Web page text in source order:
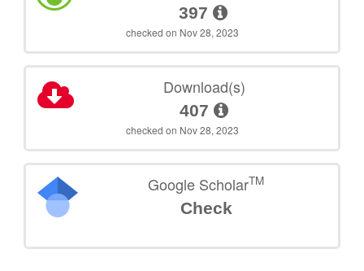
397
checked on Nov 28, 2023
Download(s)
407
checked on Nov 28, 2023
Google ScholarTM
Check